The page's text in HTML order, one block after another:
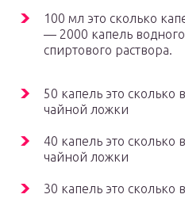
100 мл это сколько
— 2000 капель
спиртового раствора.
50 капель это сколько
чайной ложки
40 капель это сколько
чайной ложки
30 капель это сколько